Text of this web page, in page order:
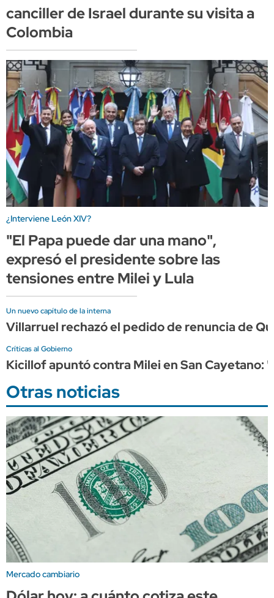
canciller de Israel durante su visita a
Colombia
¿Interviene León XIV?
"El Papa puede dar una mano",
expresó el presidente sobre las
tensiones entre Milei y Lula
Un nuevo capítulo de la interna
Villarruel rechazó el pedido de renuncia de
Críticas al Gobierno
Kicillof apuntó contra Milei en San Cayetano:
Otras noticias
Mercado cambiario